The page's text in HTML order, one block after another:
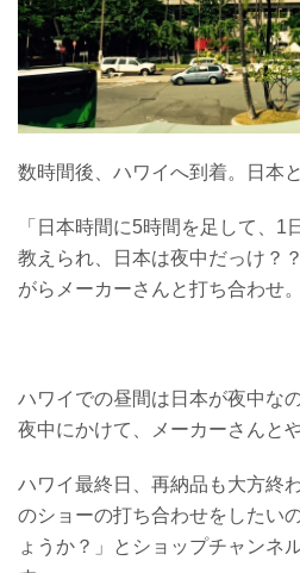
数時間後、ハワイへ到着。日本
「日本時間に5時間を足して、1
教えられ、日本は夜中だっけ？
がらメーカーさんと打ち合わせ。
ハワイでの昼間は日本が夜中な
夜中にかけて、メーカーさんと
ハワイ最終日、再納品も大方終
のショーの打ち合わせをしたい
ょうか？」とショップチャンネ